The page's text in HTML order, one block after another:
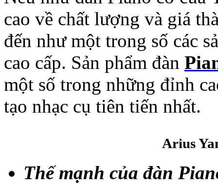
cao về chất lượng và giá
đến như một trong số các
cao cấp. Sản phẩm đàn
một số trong những đỉnh
tạo nhạc cụ tiên tiến nhất.
Arius
Thế mạnh của đàn